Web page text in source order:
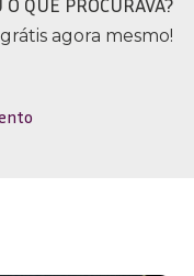
agora mesmo!